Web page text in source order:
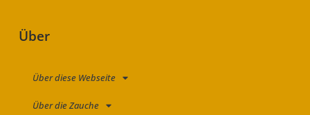
Über
Über diese Webseite
Über die Zauche